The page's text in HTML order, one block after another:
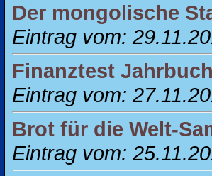
Der mongolische
Eintrag vom:
Finanztest
Eintrag vom:
Brot für die Welt-
Eintrag vom: